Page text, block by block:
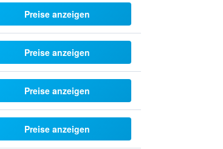
Preise anzeigen
Preise anzeigen
Preise anzeigen
Preise anzeigen